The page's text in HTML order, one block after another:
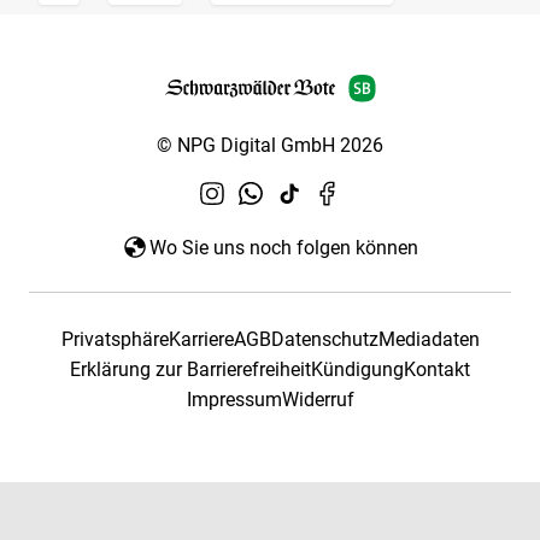
© NPG Digital GmbH 2026
Wo Sie uns noch folgen können
PrivatsphäreKarriereAGBDatenschutzMediadaten
Erklärung zur BarrierefreiheitKündigungKontakt
ImpressumWiderruf